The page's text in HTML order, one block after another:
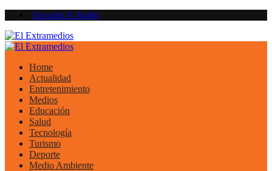
contenido
Escucha E-Radio
Primary
Home
Actualidad
Entretenimiento
Medios
Educación
Salud
Tecnología
Turismo
Deporte
Medio Ambiente